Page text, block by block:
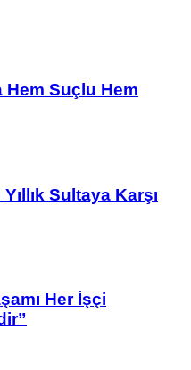
Hem Suçlu Hem
Sultaya Karşı
Her İşçi